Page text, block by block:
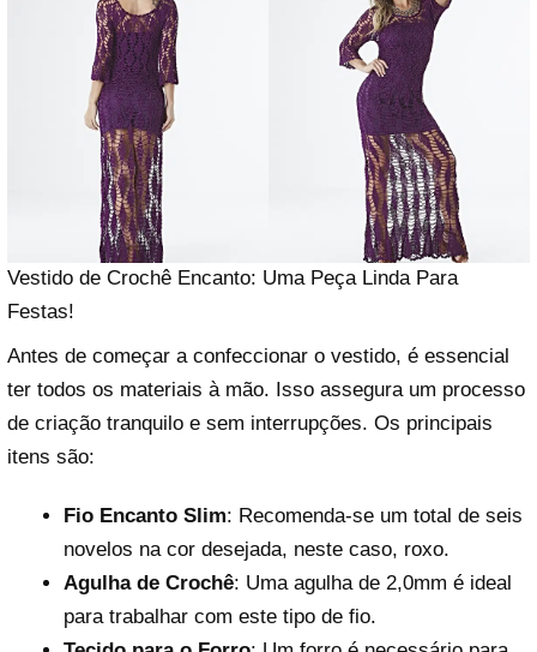
Vestido de Crochê Encanto: Uma Peça Linda Para
Festas!
Antes de começar a confeccionar o vestido, é essencial
ter todos os materiais à mão. Isso assegura um processo
de criação tranquilo e sem interrupções. Os principais
itens são:
Fio Encanto Slim: Recomenda-se um total de seis
novelos na cor desejada, neste caso, roxo.
Agulha de Crochê: Uma agulha de 2,0mm é ideal
para trabalhar com este tipo de fio.